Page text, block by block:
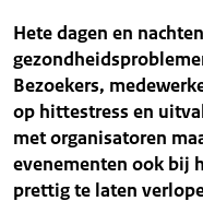
Hete dagen en
Bezoekers,
op hittestress en
met organisatoren
evenementen ook bij
prettig te laten